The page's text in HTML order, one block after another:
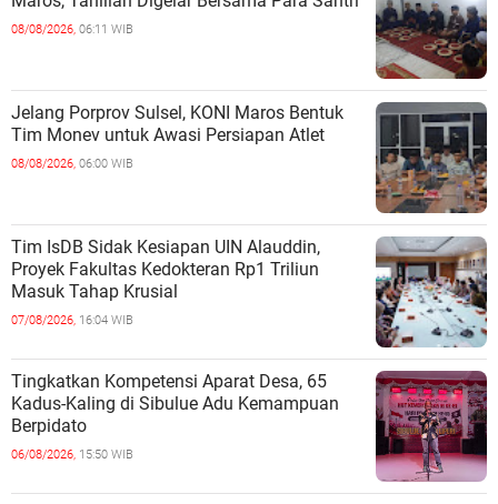
08/08/2026, 06:11 WIB
Jelang Porprov Sulsel, KONI Maros Bentuk
Tim Monev untuk Awasi Persiapan Atlet
08/08/2026, 06:00 WIB
Tim IsDB Sidak Kesiapan UIN Alauddin,
Proyek Fakultas Kedokteran Rp1 Triliun
Masuk Tahap Krusial
07/08/2026, 16:04 WIB
Tingkatkan Kompetensi Aparat Desa, 65
Kadus-Kaling di Sibulue Adu Kemampuan
Berpidato
06/08/2026, 15:50 WIB